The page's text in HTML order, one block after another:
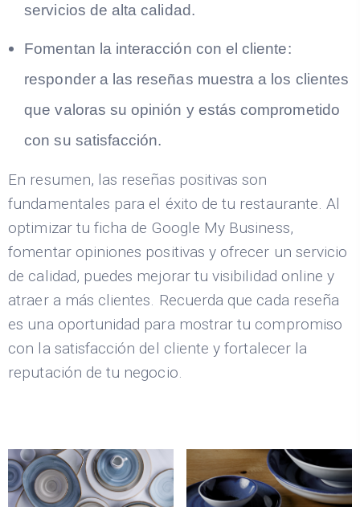
servicios de alta calidad.
Fomentan la interacción con el cliente:
responder a las reseñas muestra a los clientes
que valoras su opinión y estás comprometido
con su satisfacción.
En resumen, las reseñas positivas son
fundamentales para el éxito de tu restaurante. Al
optimizar tu ficha de Google My Business,
fomentar opiniones positivas y ofrecer un servicio
de calidad, puedes mejorar tu visibilidad online y
atraer a más clientes. Recuerda que cada reseña
es una oportunidad para mostrar tu compromiso
con la satisfacción del cliente y fortalecer la
reputación de tu negocio.